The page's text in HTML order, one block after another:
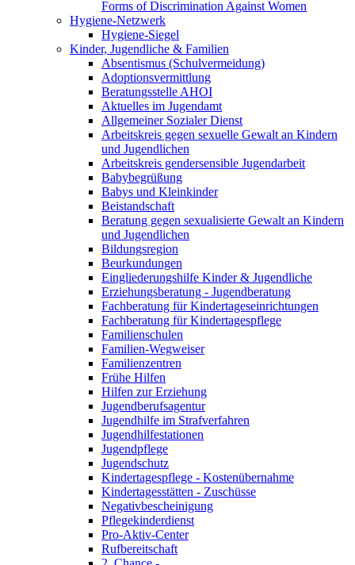
Forms of Discrimination Against Women
Hygiene-Netzwerk
Hygiene-Siegel
Kinder, Jugendliche & Familien
Absentismus (Schulvermeidung)
Adoptionsvermittlung
Beratungsstelle AHOI
Aktuelles im Jugendamt
Allgemeiner Sozialer Dienst
Arbeitskreis gegen sexuelle Gewalt an Kindern
und Jugendlichen
Arbeitskreis gendersensible Jugendarbeit
Babybegrüßung
Babys und Kleinkinder
Beistandschaft
Beratung gegen sexualisierte Gewalt an Kindern
und Jugendlichen
Bildungsregion
Beurkundungen
Eingliederungshilfe Kinder & Jugendliche
Erziehungsberatung - Jugendberatung
Fachberatung für Kindertageseinrichtungen
Fachberatung für Kindertagespflege
Familienschulen
Familien-Wegweiser
Familienzentren
Frühe Hilfen
Hilfen zur Erziehung
Jugendberufsagentur
Jugendhilfe im Strafverfahren
Jugendhilfestationen
Jugendpflege
Jugendschutz
Kindertagespflege - Kostenübernahme
Kindertagesstätten - Zuschüsse
Negativbescheinigung
Pflegekinderdienst
Pro-Aktiv-Center
Rufbereitschaft